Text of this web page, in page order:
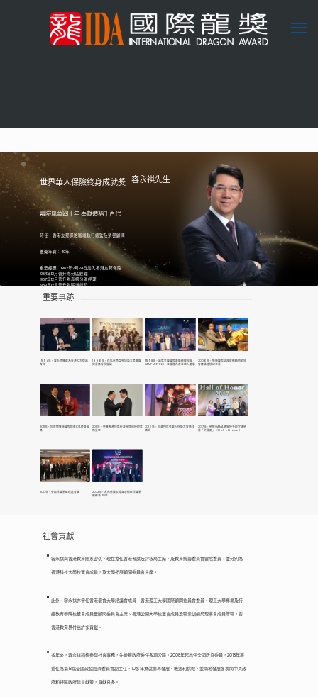
世界華人保險終身成就獎 容永祺先生
壽險風華四十年 奉獻造福千百代
時任：香港友邦保險區域執行總監及榮譽顧問
獲獎年資：40年
重要經歷：1982年2月24日加入香港友邦保險
1984年12月晉升為分區經理
1987年12月晉升為高級分區經理
1989年12月晉升為區域總監
2010年7月晉升為區域執行總監
2020年1月起擔任香港友邦保險榮譽顧問
重要事跡
1994年，容永祺獲選為香港10大傑出
青年
1996年，在馬來西亞參加亞太區壽險
同業員會長會議
1998年，出席美國國際壽險經理協會
LAMP MEETING，並獲邀為首位華人董事
2006年，獲頒國際認證財務顧問師協
會羅倫達頓紀念獎
2011年，於首爾獲頒國際龍獎IDA終身會
員
2011年，榮獲香港特區行政長官頒授銀紫
荊星章
2016年，於澳門世界華人保險大會擔任
講師
2017年，榮獲GAMA總會授予殿堂級榮
譽「榮譽廊」（Hall of Honor）
2017年，參與保險業監理處會議
2022年，友邦保險表揚容永祺在保險業
服務滿40年
社會貢獻
容永祺與香港教育關系密切，現在擔任香港考試及評核局主席，及教育統籌委員會當然委員，並分別為
香港科技大學校董會成員，及大學拓展顧問委員會主席。
此外，容永祺亦曾任香港都會大學諮議會成員、香港理工大學國際顧問委員會委員、理工大學專業及持
續教育學院校董會成員暨顧問委員會主席、香港公開大學校董會成員及職業訓練局理事會成員等職，對
香港教育界付出許多貢獻。
多年來，容永祺積極參與社會事務，先後獲政府委任多項公職。2008年起出任全國政協委員，2018年獲
委任為第13屆全國政協經濟委員會副主任，10多年來就業界發展、機遇和挑戰，並兩地發展多次向中央政
府和特區政府建言獻策，貢獻良多。